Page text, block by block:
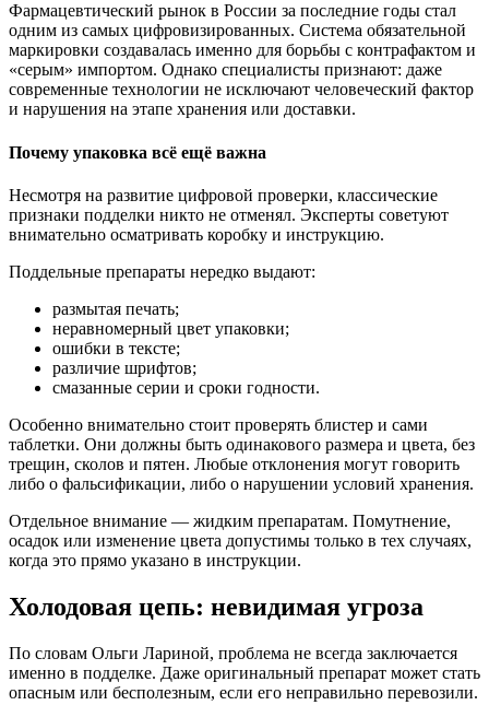
Фармацевтический рынок в России за последние годы стал
одним из самых цифровизированных. Система обязательной
маркировки создавалась именно для борьбы с контрафактом и
«серым» импортом. Однако специалисты признают: даже
современные технологии не исключают человеческий фактор
и нарушения на этапе хранения или доставки.
Почему упаковка всё ещё важна
Несмотря на развитие цифровой проверки, классические
признаки подделки никто не отменял. Эксперты советуют
внимательно осматривать коробку и инструкцию.
Поддельные препараты нередко выдают:
размытая печать;
неравномерный цвет упаковки;
ошибки в тексте;
различие шрифтов;
смазанные серии и сроки годности.
Особенно внимательно стоит проверять блистер и сами
таблетки. Они должны быть одинакового размера и цвета, без
трещин, сколов и пятен. Любые отклонения могут говорить
либо о фальсификации, либо о нарушении условий хранения.
Отдельное внимание — жидким препаратам. Помутнение,
осадок или изменение цвета допустимы только в тех случаях,
когда это прямо указано в инструкции.
Холодовая цепь: невидимая угроза
По словам Ольги Лариной, проблема не всегда заключается
именно в подделке. Даже оригинальный препарат может стать
опасным или бесполезным, если его неправильно перевозили.